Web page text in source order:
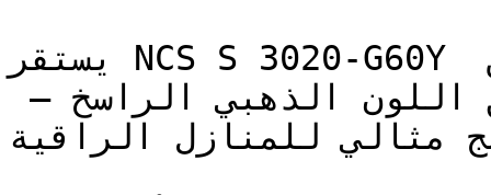
يستقر NCS S 3020-G60Y في المنطقة الدافئة ليربط بين
مثالي للمنازل الراقية.